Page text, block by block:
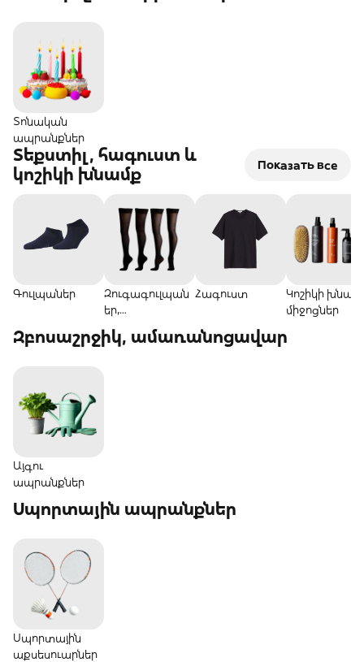
Տոնական
ապրանքներ
Տեքստիլ, հագուստ և
կոշիկի խնամք
Показать все
Գուլպաներ
Զուգագուլպան
եր,
ր
Հագուստ
Կոշիկի
միջոցներ
Զբոսաշրջիկ, ամառանոցավար
Այգու
ապրանքներ
Սպորտային ապրանքներ
Սպորտային
աքսեսուարներ